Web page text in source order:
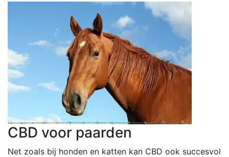
CBD voor paarden
Net zoals bij honden en katten kan CBD ook succesvol